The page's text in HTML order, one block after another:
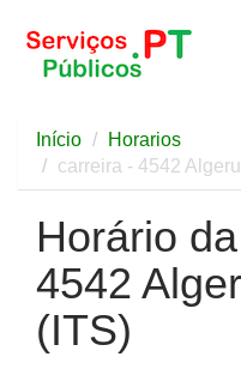
Início
Horarios
carreira - 4542
Horário
4542
(ITS)